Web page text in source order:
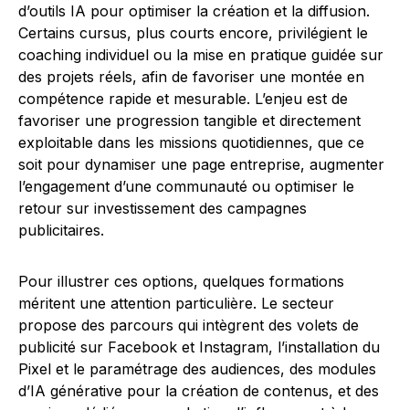
d’outils IA pour optimiser la création et la diffusion.
Certains cursus, plus courts encore, privilégient le
coaching individuel ou la mise en pratique guidée sur
des projets réels, afin de favoriser une montée en
compétence rapide et mesurable. L’enjeu est de
favoriser une progression tangible et directement
exploitable dans les missions quotidiennes, que ce
soit pour dynamiser une page entreprise, augmenter
l’engagement d’une communauté ou optimiser le
retour sur investissement des campagnes
publicitaires.
Pour illustrer ces options, quelques formations
méritent une attention particulière. Le secteur
propose des parcours qui intègrent des volets de
publicité sur Facebook et Instagram, l’installation du
Pixel et le paramétrage des audiences, des modules
d’IA générative pour la création de contenus, et des